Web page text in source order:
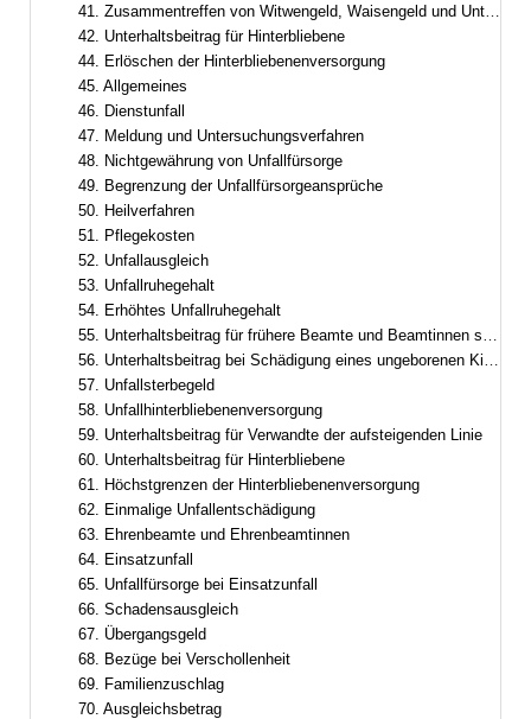
41. Zusammentreffen von Witwengeld, Waisengeld und Unterhaltsbeiträgen
42. Unterhaltsbeitrag für Hinterbliebene
44. Erlöschen der Hinterbliebenenversorgung
45. Allgemeines
46. Dienstunfall
47. Meldung und Untersuchungsverfahren
48. Nichtgewährung von Unfallfürsorge
49. Begrenzung der Unfallfürsorgeansprüche
50. Heilverfahren
51. Pflegekosten
52. Unfallausgleich
53. Unfallruhegehalt
54. Erhöhtes Unfallruhegehalt
55. Unterhaltsbeitrag für frühere Beamte und Beamtinnen sowie frühere Ruhestandsbeamte und Ruhestandsbeamtinnen
56. Unterhaltsbeitrag bei Schädigung eines ungeborenen Kindes
57. Unfallsterbegeld
58. Unfallhinterbliebenenversorgung
59. Unterhaltsbeitrag für Verwandte der aufsteigenden Linie
60. Unterhaltsbeitrag für Hinterbliebene
61. Höchstgrenzen der Hinterbliebenenversorgung
62. Einmalige Unfallentschädigung
63. Ehrenbeamte und Ehrenbeamtinnen
64. Einsatzunfall
65. Unfallfürsorge bei Einsatzunfall
66. Schadensausgleich
67. Übergangsgeld
68. Bezüge bei Verschollenheit
69. Familienzuschlag
70. Ausgleichsbetrag